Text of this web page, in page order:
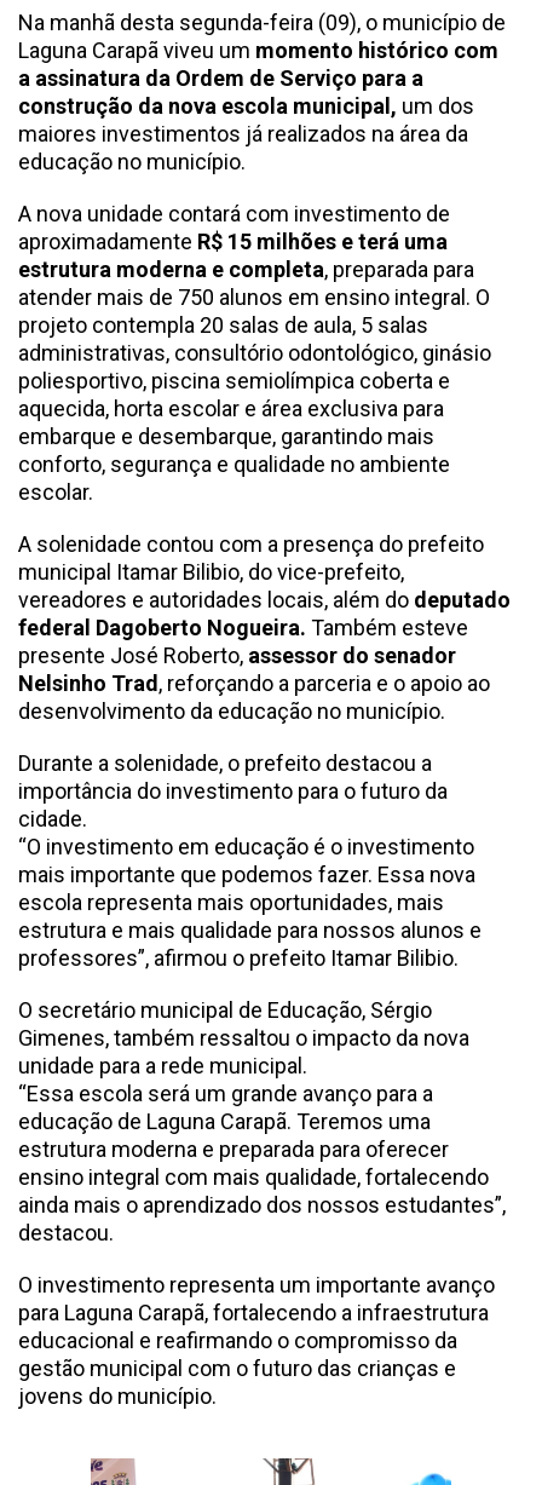
Na manhã desta segunda-feira (09), o município de
Laguna Carapã viveu um momento histórico com
a assinatura da Ordem de Serviço para a
construção da nova escola municipal, um dos
maiores investimentos já realizados na área da
educação no município.
A nova unidade contará com investimento de
aproximadamente R$ 15 milhões e terá uma
estrutura moderna e completa, preparada para
atender mais de 750 alunos em ensino integral. O
projeto contempla 20 salas de aula, 5 salas
administrativas, consultório odontológico, ginásio
poliesportivo, piscina semiolímpica coberta e
aquecida, horta escolar e área exclusiva para
embarque e desembarque, garantindo mais
conforto, segurança e qualidade no ambiente
escolar.
A solenidade contou com a presença do prefeito
municipal Itamar Bilibio, do vice-prefeito,
vereadores e autoridades locais, além do deputado
federal Dagoberto Nogueira. Também esteve
presente José Roberto, assessor do senador
Nelsinho Trad, reforçando a parceria e o apoio ao
desenvolvimento da educação no município.
Durante a solenidade, o prefeito destacou a
importância do investimento para o futuro da
cidade.
“O investimento em educação é o investimento
mais importante que podemos fazer. Essa nova
escola representa mais oportunidades, mais
estrutura e mais qualidade para nossos alunos e
professores”, afirmou o prefeito Itamar Bilibio.
O secretário municipal de Educação, Sérgio
Gimenes, também ressaltou o impacto da nova
unidade para a rede municipal.
“Essa escola será um grande avanço para a
educação de Laguna Carapã. Teremos uma
estrutura moderna e preparada para oferecer
ensino integral com mais qualidade, fortalecendo
ainda mais o aprendizado dos nossos estudantes”,
destacou.
O investimento representa um importante avanço
para Laguna Carapã, fortalecendo a infraestrutura
educacional e reafirmando o compromisso da
gestão municipal com o futuro das crianças e
jovens do município.